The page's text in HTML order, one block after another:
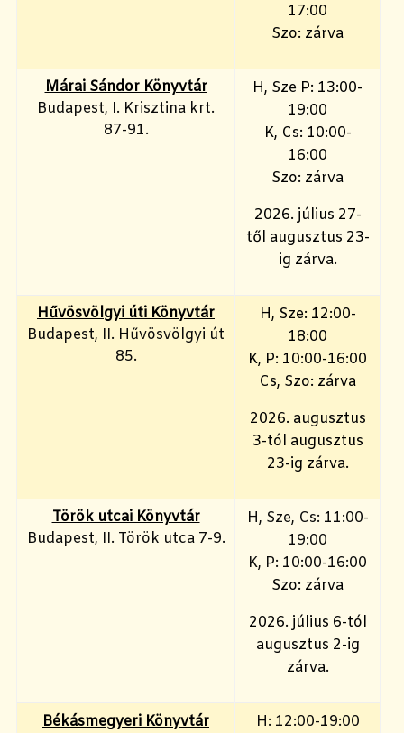
17:00
Szo: zárva
Márai Sándor Könyvtár
Budapest, I. Krisztina krt.
87-91.
H, Sze P: 13:00-
19:00
K, Cs: 10:00-
16:00
Szo: zárva
2026. július 27-
től augusztus 23-
ig zárva.
Hűvösvölgyi úti Könyvtár
Budapest, II. Hűvösvölgyi út
85.
H, Sze: 12:00-
18:00
K, P: 10:00-16:00
Cs, Szo: zárva
2026. augusztus
3-tól augusztus
23-ig zárva.
Török utcai Könyvtár
Budapest, II. Török utca 7-9.
H, Sze, Cs: 11:00-
19:00
K, P: 10:00-16:00
Szo: zárva
2026. július 6-tól
augusztus 2-ig
zárva.
Békásmegyeri Könyvtár
H: 12:00-19:00